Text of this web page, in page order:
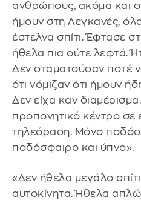
ανθρώπους, ακόμα και
ήμουν στη Λεγκανές,
έστελνα σπίτι. Έφτασε
ήθελα πια ούτε λεφτά.
Δεν σταματούσαν ποτέ
ότι νόμιζαν ότι ήμουν
Δεν είχα καν
προπονητικό κέντρο σε
τηλεόραση. Μόνο
ποδόσφαιρο και ύπνο».
«Δεν ήθελα μεγάλο
αυτοκίνητα. Ήθελα